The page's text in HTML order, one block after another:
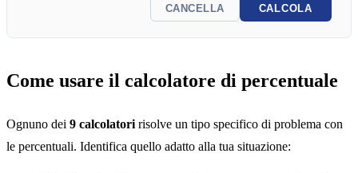
CANCELLA CALCOLA
Come usare il calcolatore di percentuale
Ognuno dei 9 calcolatori risolve un tipo specifico di problema con
le percentuali. Identifica quello adatto alla tua situazione: